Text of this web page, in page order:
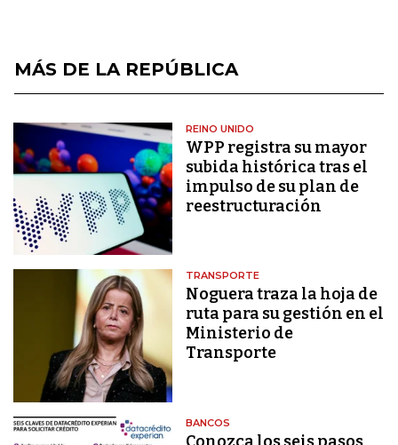
MÁS DE LA REPÚBLICA
REINO UNIDO
WPP registra su mayor
subida histórica tras el
impulso de su plan de
reestructuración
TRANSPORTE
Noguera traza la hoja de
ruta para su gestión en el
Ministerio de
Transporte
BANCOS
Conozca los seis pasos